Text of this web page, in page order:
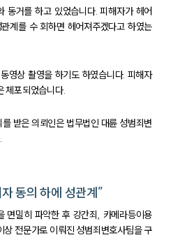
동거를 하고 있었습니다. 피해자가 헤어
계를 수 회하면 헤어져주겠다고 하였는
영상 촬영을 하기도 하였습니다. 피해자
체포되었습니다.
받은 의뢰인은 법무법인 대륜 성범죄변
동의 하에 성관계”
면밀히 파악한 후 강간죄, 카메라등이용
전문가로 이뤄진 성범죄변호사팀을 구